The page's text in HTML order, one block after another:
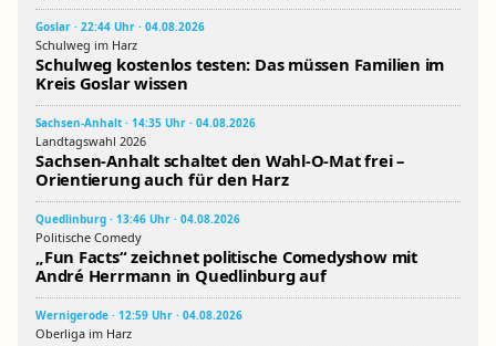
Goslar · 22:44 Uhr · 04.08.2026
Schulweg im Harz
Schulweg kostenlos testen: Das müssen Familien im
Kreis Goslar wissen
Sachsen-Anhalt · 14:35 Uhr · 04.08.2026
Landtagswahl 2026
Sachsen-Anhalt schaltet den Wahl-O-Mat frei –
Orientierung auch für den Harz
Quedlinburg · 13:46 Uhr · 04.08.2026
Politische Comedy
„Fun Facts“ zeichnet politische Comedyshow mit
André Herrmann in Quedlinburg auf
Wernigerode · 12:59 Uhr · 04.08.2026
Oberliga im Harz